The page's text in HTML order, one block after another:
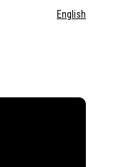
English